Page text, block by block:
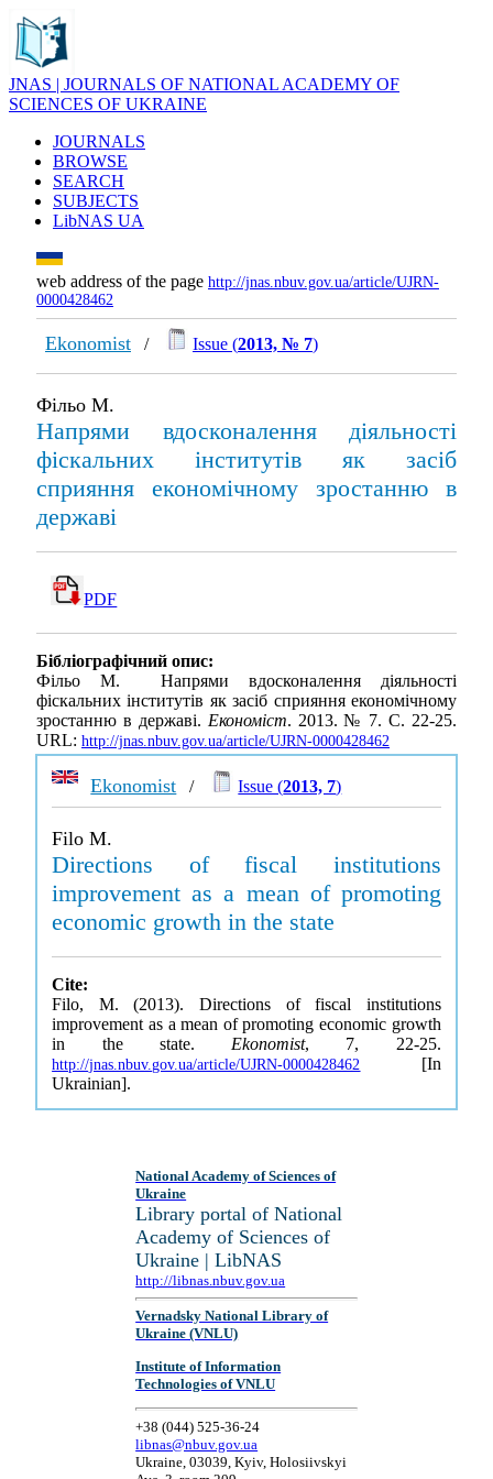
JNAS | JOURNALS OF NATIONAL ACADEMY OF
SCIENCES OF UKRAINE
JOURNALS
BROWSE
SEARCH
SUBJECTS
LibNAS UA
web address of the page http://jnas.nbuv.gov.ua/article/UJRN-
0000428462
Ekonomist / Issue (2013, № 7)
Фільо М.
Напрями вдосконалення діяльності
фіскальних інститутів як засіб
сприяння економічному зростанню в
державі
PDF
Бібліографічний опис:
Фільо М. Напрями вдосконалення діяльності
фіскальних інститутів як засіб сприяння економічному
зростанню в державі. Економіст. 2013. № 7. С. 22-25.
URL: http://jnas.nbuv.gov.ua/article/UJRN-0000428462
Ekonomist / Issue (2013, 7)
Filo M.
Directions of fiscal institutions
improvement as a mean of promoting
economic growth in the state
Cite:
Filo, M. (2013). Directions of fiscal institutions
improvement as a mean of promoting economic growth
in the state. Ekonomist, 7, 22-25.
http://jnas.nbuv.gov.ua/article/UJRN-0000428462 [In
Ukrainian].
National Academy of Sciences of
Ukraine
Library portal of National
Academy of Sciences of
Ukraine | LibNAS
http://libnas.nbuv.gov.ua
Vernadsky National Library of
Ukraine (VNLU)
Institute of Information
Technologies of VNLU
+38 (044) 525-36-24
libnas@nbuv.gov.ua
Ukraine, 03039, Kyiv, Holosiivskyi